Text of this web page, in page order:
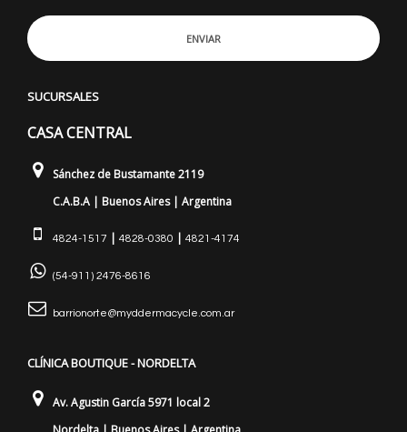
ENVIAR
SUCURSALES
CASA CENTRAL
Sánchez de Bustamante 2119
C.A.B.A | Buenos Aires | Argentina
4824-1517 | 4828-0380 | 4821-4174
(54-911) 2476-8616
barrionorte@myddermacycle.com.ar
CLÍNICA BOUTIQUE - NORDELTA
Av. Agustin García 5971 local 2